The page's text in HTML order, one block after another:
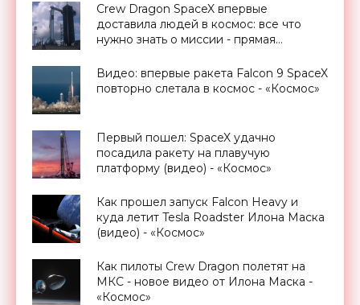
Crew Dragon SpaceX впервые
доставила людей в космос: все что
нужно знать о миссии - прямая
Видео: впервые ракета Falcon 9 SpaceX
повторно слетала в космос - «Космос»
Первый пошел: SpaceX удачно
посадила ракету на плавучую
платформу (видео) - «Космос»
Как прошел запуск Falcon Heavy и
куда летит Tesla Roadster Илона Маска
(видео) - «Космос»
Как пилоты Crew Dragon полетят на
МКС - новое видео от Илона Маска -
«Космос»